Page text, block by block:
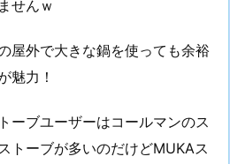
せんｗ
屋外で大きな鍋を使っても余裕
魅力！
ーブユーザーはコールマンのス
トーブが多いのだけどMUKAス